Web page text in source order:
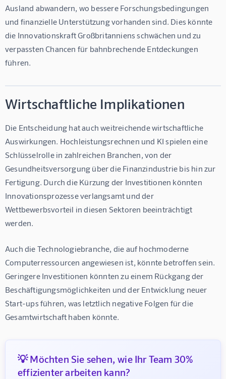
Ausland abwandern, wo bessere Forschungsbedingungen
und finanzielle Unterstützung vorhanden sind. Dies könnte
die Innovationskraft Großbritanniens schwächen und zu
verpassten Chancen für bahnbrechende Entdeckungen
führen.
Wirtschaftliche Implikationen
Die Entscheidung hat auch weitreichende wirtschaftliche
Auswirkungen. Hochleistungsrechnen und KI spielen eine
Schlüsselrolle in zahlreichen Branchen, von der
Gesundheitsversorgung über die Finanzindustrie bis hin zur
Fertigung. Durch die Kürzung der Investitionen könnten
Innovationsprozesse verlangsamt und der
Wettbewerbsvorteil in diesen Sektoren beeinträchtigt
werden.
Auch die Technologiebranche, die auf hochmoderne
Computerressourcen angewiesen ist, könnte betroffen sein.
Geringere Investitionen könnten zu einem Rückgang der
Beschäftigungsmöglichkeiten und der Entwicklung neuer
Start-ups führen, was letztlich negative Folgen für die
Gesamtwirtschaft haben könnte.
💡 Möchten Sie sehen, wie Ihr Team 30%
effizienter arbeiten kann?